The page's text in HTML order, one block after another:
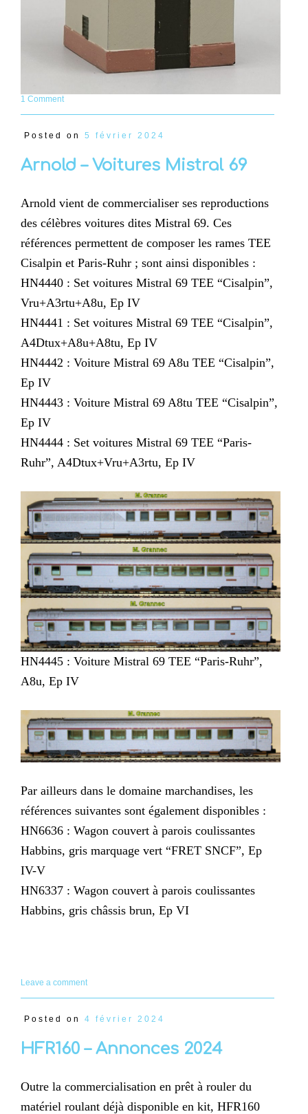
1 Comment
Posted on 5 février 2024
Arnold – Voitures Mistral 69
Arnold vient de commercialiser ses reproductions
des célèbres voitures dites Mistral 69. Ces
références permettent de composer les rames TEE
Cisalpin et Paris-Ruhr ; sont ainsi disponibles :
HN4440 : Set voitures Mistral 69 TEE “Cisalpin”,
Vru+A3rtu+A8u, Ep IV
HN4441 : Set voitures Mistral 69 TEE “Cisalpin”,
A4Dtux+A8u+A8tu, Ep IV
HN4442 : Voiture Mistral 69 A8u TEE “Cisalpin”,
Ep IV
HN4443 : Voiture Mistral 69 A8tu TEE “Cisalpin”,
Ep IV
HN4444 : Set voitures Mistral 69 TEE “Paris-
Ruhr”, A4Dtux+Vru+A3rtu, Ep IV
HN4445 : Voiture Mistral 69 TEE “Paris-Ruhr”,
A8u, Ep IV
Par ailleurs dans le domaine marchandises, les
références suivantes sont également disponibles :
HN6636 : Wagon couvert à parois coulissantes
Habbins, gris marquage vert “FRET SNCF”, Ep
IV-V
HN6337 : Wagon couvert à parois coulissantes
Habbins, gris châssis brun, Ep VI
Leave a comment
Posted on 4 février 2024
HFR160 – Annonces 2024
Outre la commercialisation en prêt à rouler du
matériel roulant déjà disponible en kit, HFR160